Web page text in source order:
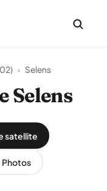
› Selens
Selens
satellite
Photos